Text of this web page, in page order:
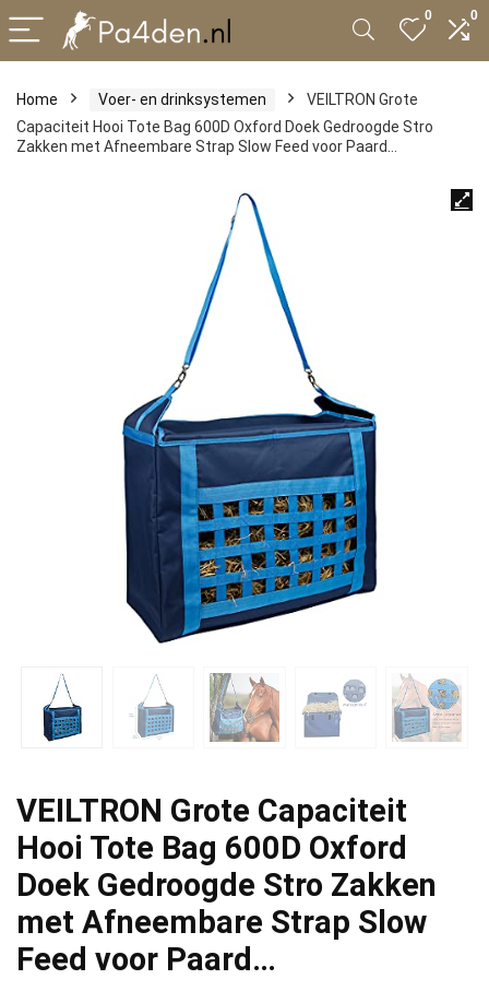
0 0
Home Voer- en drinksystemen
VEILTRON Grote
Capaciteit Hooi Tote Bag 600D Oxford Doek Gedroogde Stro
Zakken met Afneembare Strap Slow Feed voor Paard…
VEILTRON Grote Capaciteit
Hooi Tote Bag 600D Oxford
Doek Gedroogde Stro Zakken
met Afneembare Strap Slow
Feed voor Paard…